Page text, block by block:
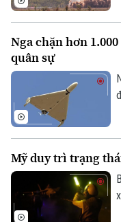
Nga chặn hơn
quân sự
Mỹ duy trì trạng